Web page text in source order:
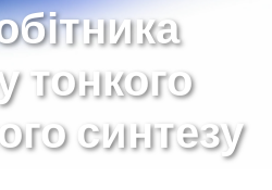
тонкого
синтезу